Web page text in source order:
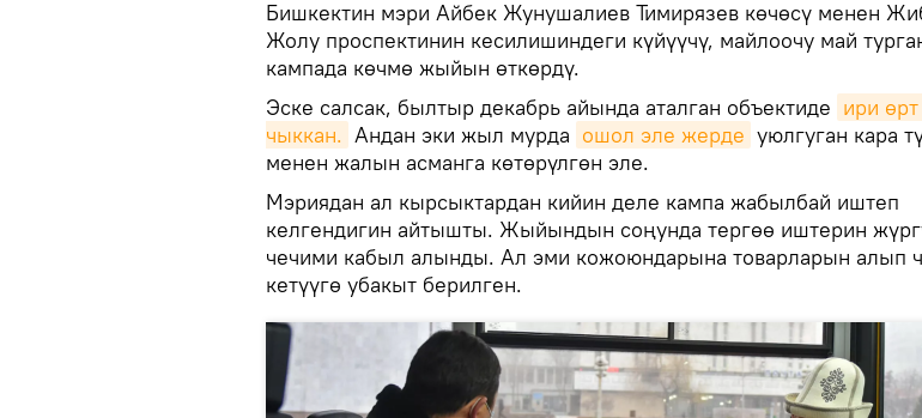
Бишкектин мэри Айбек Жунушалиев Тимирязев көчөсү менен
Жолу проспектинин кесилишиндеги күйүүчү, майлоочу май
кампада көчмө жыйын өткөрдү.
Эске салсак, былтыр декабрь айында аталган объектиде ири өрт
чыккан. Андан эки жыл мурда ошол эле жерде уюлгуган кара
менен жалын асманга көтөрүлгөн эле.
Мэриядан ал кырсыктардан кийин деле кампа жабылбай иштеп
келгендигин айтышты. Жыйындын соңунда тергөө иштерин
чечими кабыл алынды. Ал эми кожоюндарына товарларын алып
кетүүгө убакыт берилген.